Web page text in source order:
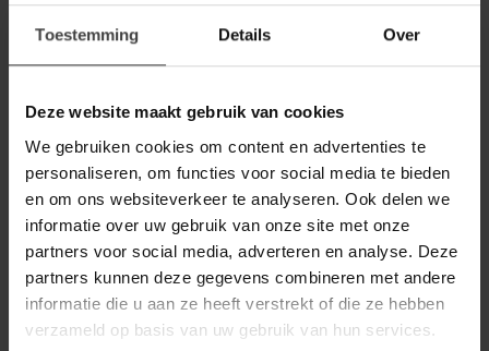
Toestemming Details Over
Deze website maakt gebruik van cookies
We gebruiken cookies om content en advertenties te
personaliseren, om functies voor social media te bieden
en om ons websiteverkeer te analyseren. Ook delen we
informatie over uw gebruik van onze site met onze
partners voor social media, adverteren en analyse. Deze
partners kunnen deze gegevens combineren met andere
informatie die u aan ze heeft verstrekt of die ze hebben
verzameld op basis van uw gebruik van hun services.
Clay - Elite - Brons onderstel
LABEL51
Retro Taupe - Tresor - Links
Voorstaand
Op voorraad
1.999,00
LABEL51
Label51 Eetkamerstoel Esma -
Naturel - Elite - Taupe
onderstel 139,00